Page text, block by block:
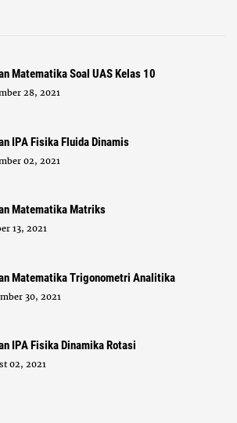
Matematika Soal UAS Kelas 10
28, 2021
IPA Fisika Fluida Dinamis
02, 2021
Matematika Matriks
13, 2021
Matematika Trigonometri Analitika
30, 2021
IPA Fisika Dinamika Rotasi
02, 2021